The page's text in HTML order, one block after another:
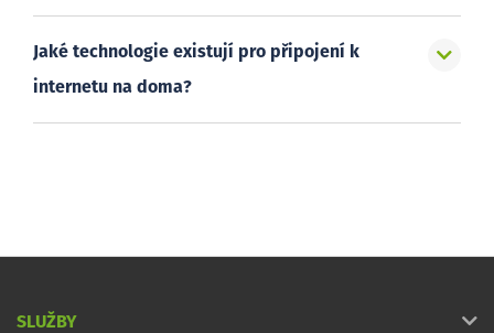
Jaké technologie existují pro připojení k
internetu na doma?
SLUŽBY